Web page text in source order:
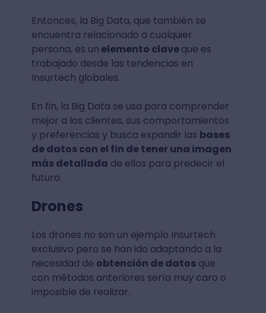
Entonces, la Big Data, que también se
encuentra relacionado a cualquier
persona, es un elemento claveque es
trabajado desde las tendencias en
Insurtech globales.
En fin, la Big Data se usa para comprender
mejor a los clientes, sus comportamientos
y preferencias y busca expandir las bases
de datos con el fin de tener una imagen
más detallada de ellos para predecir el
futuro.
Drones
Los drones no son un ejemplo Insurtech
exclusivo pero se han ido adaptando a la
necesidad de obtención de datosque
con métodos anteriores sería muy caro o
imposible de realizar.